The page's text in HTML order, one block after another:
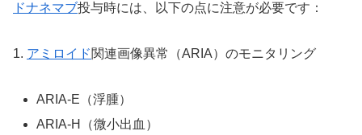
ドナネマブ投与時には、以下の点に注意が必要です：
1. アミロイド関連画像異常（ARIA）のモニタリング
ARIA-E（浮腫）
ARIA-H（微小出血）